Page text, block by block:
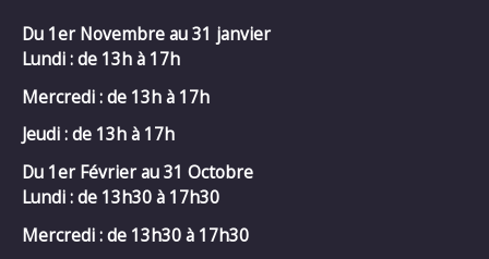
Du 1er Novembre au 31 janvier
Lundi : de 13h à 17h
Mercredi :de 13h à 17h
Jeudi : de 13h à 17h
Du 1er Février au 31 Octobre
Lundi : de 13h30 à 17h30
Mercredi :de 13h30 à 17h30